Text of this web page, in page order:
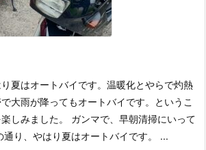
夏はオートバイです。温暖化とやらで灼熱
大雨が降ってもオートバイです。というこ
しみました。 ガンマで、早朝清掃にいって
通り、やはり夏はオートバイです。 ...